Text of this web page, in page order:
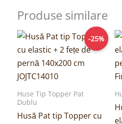
Produse similare
-25%
Huse Tip Topper Pat
Dublu
Husă Pat tip Topper cu
Prețul
inițial
a
fost:
199,00lei.
Prețul
curent
este:
149,00lei.